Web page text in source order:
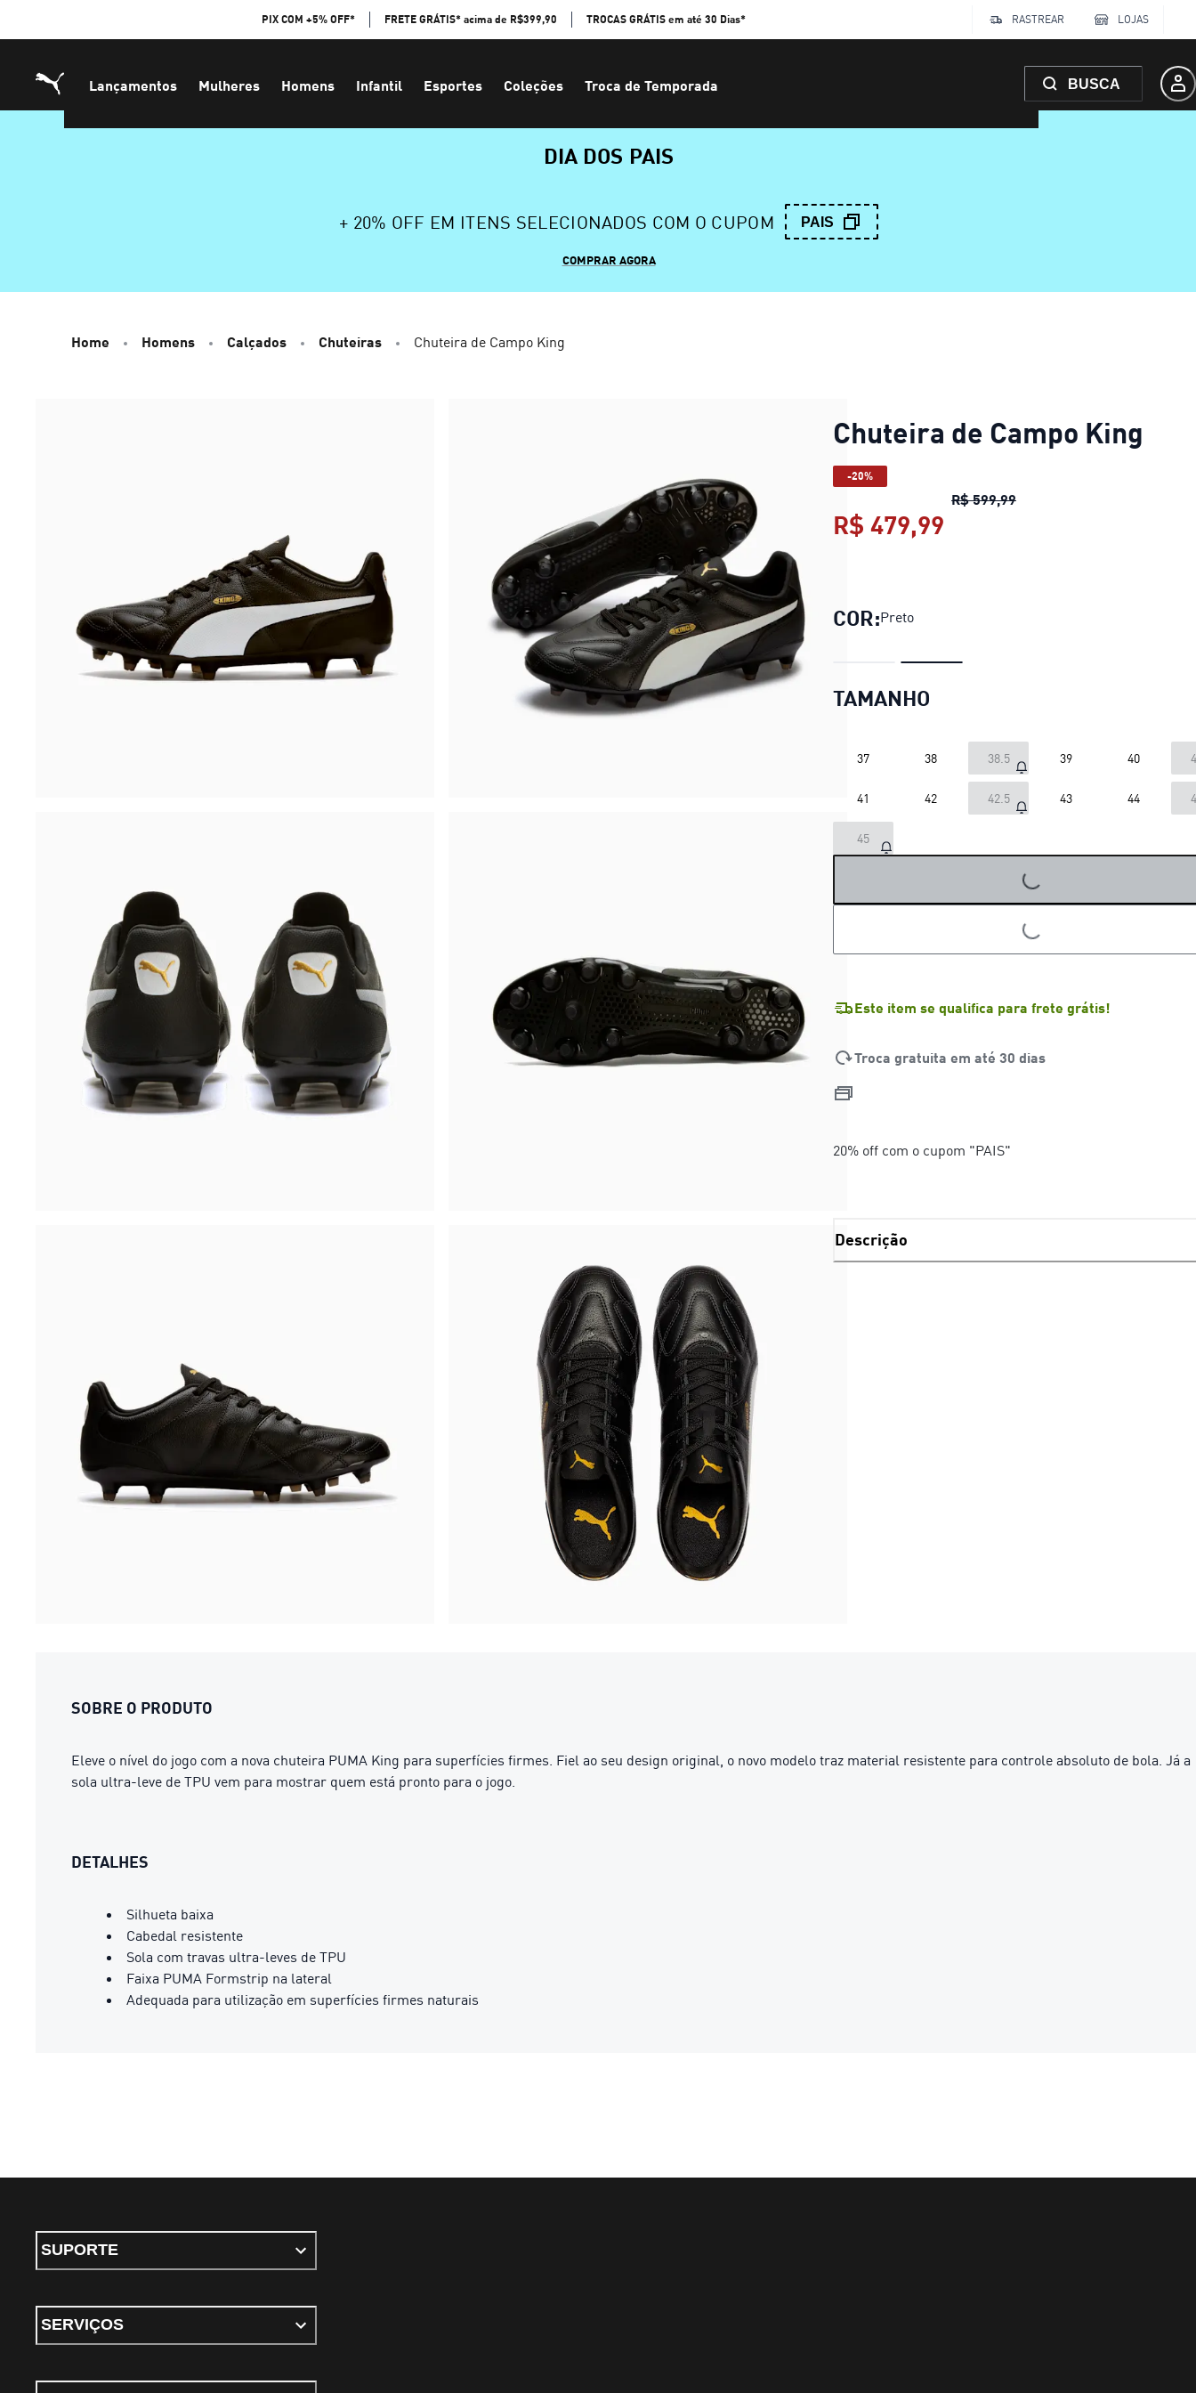
PIX COM +5% OFF* FRETE GRÁTIS* acima de R$399,90 TROCAS GRÁTIS em até 30 Dias* RASTREAR LOJAS
Lançamentos Mulheres Homens Infantil Esportes Coleções Troca de Temporada BUSCA
DIA DOS PAIS
+ 20% OFF EM ITENS SELECIONADOS COM O CUPOM PAIS
COMPRAR AGORA
Home Homens Calçados Chuteiras Chuteira de Campo King
Chuteira de Campo King
-20%
R$ 599,99Chuteira de Campo King
R$ 479,99
COR:Preto
TAMANHO
37 38 38.5 39 40
41 42 42.5 43 44
45
LOADING...
LOADING...
Este item se qualifica para frete grátis!
Troca gratuita em até 30 dias
20% off com o cupom "PAIS"
Descrição
SOBRE O PRODUTO
Eleve o nível do jogo com a nova chuteira PUMA King para superfícies firmes. Fiel ao seu design original, o novo modelo traz material resistente para controle absoluto de bola. Já a
sola ultra-leve de TPU vem para mostrar quem está pronto para o jogo.
DETALHES
Silhueta baixa
Cabedal resistente
Sola com travas ultra-leves de TPU
Faixa PUMA Formstrip na lateral
Adequada para utilização em superfícies firmes naturais
SUPORTE
SERVIÇOS